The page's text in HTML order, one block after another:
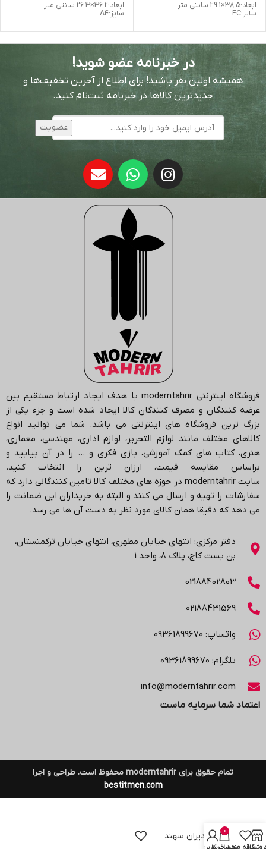
ابعاد:38.5×29.1 سانتی متر
سایز:FC
ابعاد:36.2×26.3 سانتی متر
سایز:A4
در خبرنامه عضو شوید!
همیشه اولین نفر باشید! برای اطلاع از آخرین تخفیف‌ها و
جدیدترین کالاها در خبرنامه ثبت‌نام کنید.
فروشگاه اینترنتی moderntahrir با هدف ایجاد ارتباط مستقیم بین
عرضه کنندگان و مصرف کنندگان کالا ایجاد شده است و جزء یکی از
بزرگ ترین فروشگاه های اینترنتی می باشد. شما می توانید انواع
کالاهای مختلف مانند لوازم التحریر، لوازم اداری، مهندسی، معماری،
هنری، کتاب های کمک آموزشی، بازی فکری و … را در آن بیابید و
براساس مقایسه قیمت، ارزان ترین را انتخاب کنید.
سایتmoderntahrir در حوزه های مختلف کالا تامین کنندگانی دارد که
سفارشات را تهیه و ارسال می کنند و البته به خریداران این ضمانت را
می دهد که دقیقا همان کالای مورد نظر به دست آن ها می رسد.
دفتر مرکزی: انتهاي خیابان مطهری، انتهاي خیابان ترکمنستان،
بن بست کاج، پلاک ۸، واحد 1
02188402803
02188431569
واتساپ: 09361899670
تلگرام: 09361899670
info@moderntahrir.com
اعتماد شما سرمایه ماست
تمام حقوق برای moderntahrir محفوظ است. طراحی و اجرا
bestitmen.com
کیف مدیران سهند
علاقه مندی
0
سبد خرید
حساب کاربری من